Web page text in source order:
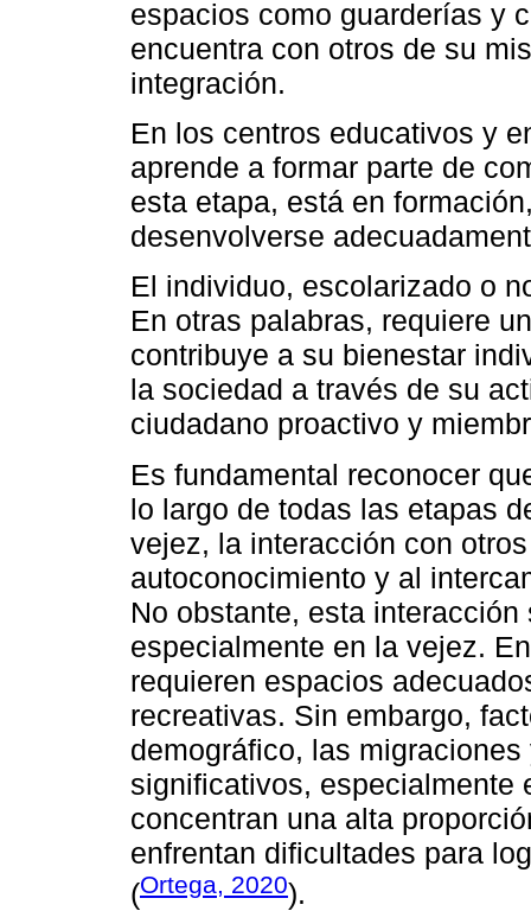
espacios como guarderías y
encuentra con otros de su
integración.
En los centros educativos y
aprende a formar parte de
esta etapa, está en
desenvolverse
El individuo, escolarizado o
En otras palabras, requiere
contribuye a su bienestar
la sociedad a través de su
ciudadano proactivo y
Es fundamental reconocer
lo largo de todas las etapas
vejez, la interacción con
autoconocimiento y al
No obstante, esta
especialmente en la vejez.
requieren espacios
recreativas. Sin embargo,
demográfico, las
significativos, especialmente
concentran una alta
enfrentan dificultades para
(Ortega, 2020).